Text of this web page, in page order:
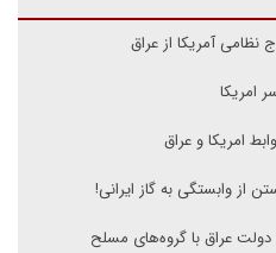
آمریکا از عراق
امریکا
امریکا و عراق
از وابستگی به گاز ایرانی!
دولت عراق با گروه‌های مسلح